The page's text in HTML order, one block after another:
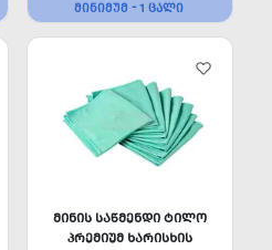
ᲛᲘᲜᲘᲛᲣᲛ - 1 ᲪᲐᲚᲘ
ᲛᲘᲜᲘᲡ ᲡᲐᲬᲛᲔᲜᲓᲘ ᲢᲘᲚᲝ
ᲞᲠᲔᲛᲘᲣᲛ ᲮᲐᲠᲘᲡᲮᲘᲡ